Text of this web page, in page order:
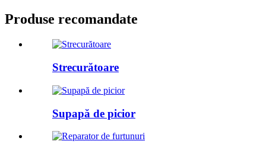
Produse recomandate
Strecurătoare
Supapă de picior